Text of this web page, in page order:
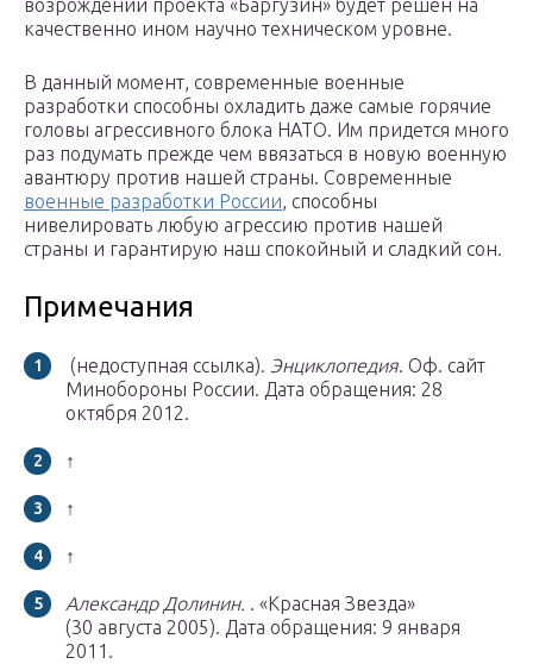
возрождении проекта «Баргузин» будет решен на
качественно ином научно техническом уровне.
В данный момент, современные военные
разработки способны охладить даже самые горячие
головы агрессивного блока НАТО. Им придется много
раз подумать прежде чем ввязаться в новую военную
авантюру против нашей страны. Современные
военные разработки России, способны
нивелировать любую агрессию против нашей
страны и гарантирую наш спокойный и сладкий сон.
Примечания
(недоступная ссылка). Энциклопедия. Оф. сайт
Минобороны России. Дата обращения: 28
октября 2012.
↑
↑
↑
Александр Долинин. . «Красная Звезда»
(30 августа 2005). Дата обращения: 9 января
2011.